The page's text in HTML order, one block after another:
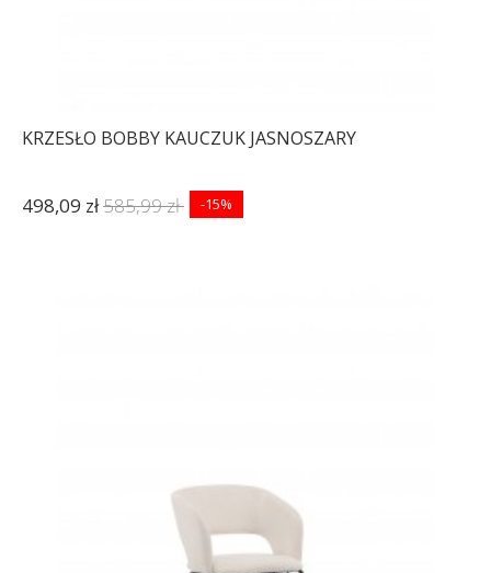
KRZESŁO BOBBY KAUCZUK JASNOSZARY
498,09 zł585,99 zł -15%